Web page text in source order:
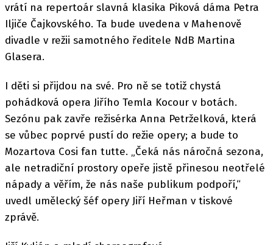
vrátí na repertoár slavná klasika Piková dáma Petra
Iljiče Čajkovského. Ta bude uvedena v Mahenově
divadle v režii samotného ředitele NdB Martina
Glasera.
I děti si přijdou na své. Pro ně se totiž chystá
pohádková opera Jiřího Temla Kocour v botách.
Sezónu pak zavře režisérka Anna Petrželková, která
se vůbec poprvé pustí do režie opery; a bude to
Mozartova Cosi fan tutte. „Čeká nás náročná sezona,
ale netradiční prostory opeře jistě přinesou neotřelé
nápady a věřím, že nás naše publikum podpoří,“
uvedl umělecký šéf opery Jiří Heřman v tiskové
zprávě.